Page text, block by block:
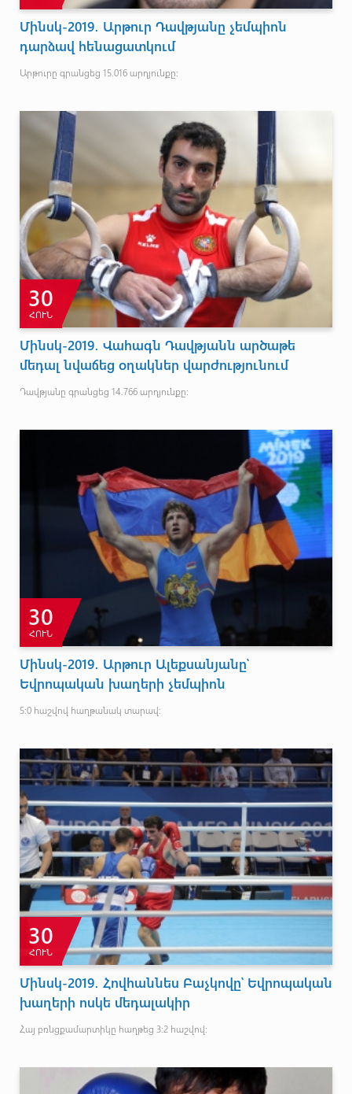
Մինսկ-2019․ Արթուր Դավթյանը չեմպիոն
դարձավ հենացատկում
Արթուրը գրանցեց 15.016 արդյունքը:
30
ՀՈՒՆ
Մինսկ-2019․ Վահագն Դավթյանն արծաթե
մեդալ նվաճեց օղակներ վարժությունում
Դավթյանը գրանցեց 14.766 արդյունքը։
30
ՀՈՒՆ
Մինսկ-2019․ Արթուր Ալեքսանյանը՝
Եվրոպական խաղերի չեմպիոն
5։0 հաշվով հաղթանակ տարավ:
30
ՀՈՒՆ
Մինսկ-2019․ Հովհաննես Բաչկովը՝ Եվրոպական
խաղերի ոսկե մեդալակիր
Հայ բռնցքամարտիկը հաղթեց 3։2 հաշվով։